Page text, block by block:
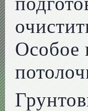
Особое